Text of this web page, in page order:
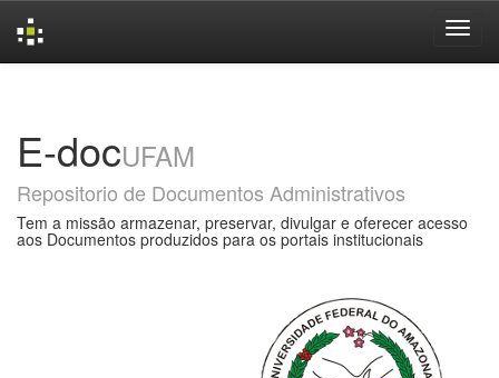
E-docUFAM
Repositorio de Documentos Administrativos
Tem a missão armazenar, preservar, divulgar e oferecer acesso
aos Documentos produzidos para os portais institucionais